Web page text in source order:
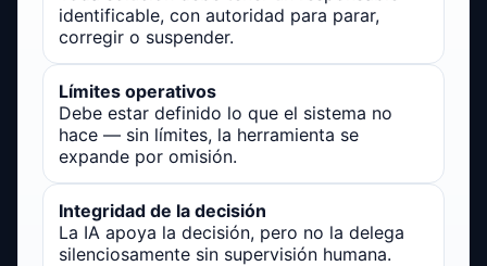
identificable, con autoridad para parar,
corregir o suspender.
Límites operativos
Debe estar definido lo que el sistema no
hace — sin límites, la herramienta se
expande por omisión.
Integridad de la decisión
La IA apoya la decisión, pero no la delega
silenciosamente sin supervisión humana.